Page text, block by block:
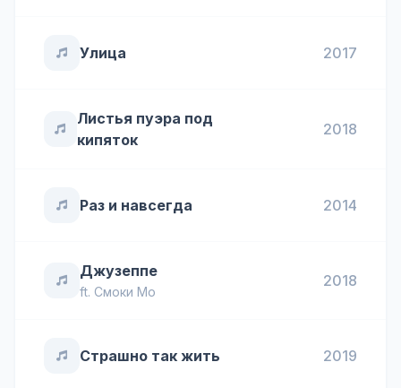
Улица 2017
Листья пуэра под
кипяток
2018
Раз и навсегда 2014
Джузеппе
ft. Смоки Мо
2018
Страшно так жить 2019